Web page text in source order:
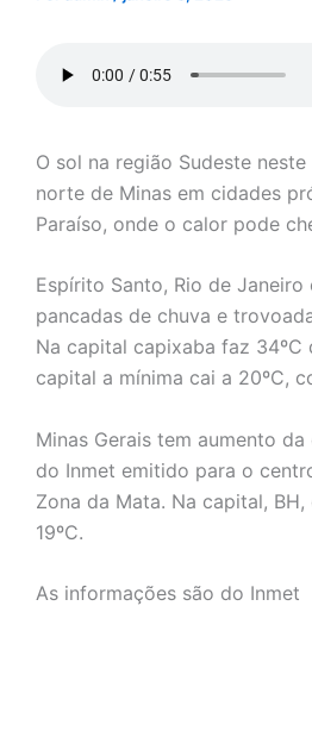
O sol na região Sudeste
norte de Minas em cidades
Paraíso, onde o calor pode
Espírito Santo, Rio de
pancadas de chuva e
Na capital capixaba faz 34ºC
capital a mínima cai a 20ºC,
Minas Gerais tem aumento
do Inmet emitido para o
Zona da Mata. Na capital,
19ºC.
As informações são do Inmet